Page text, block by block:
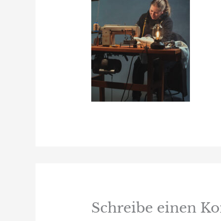
Schreibe einen